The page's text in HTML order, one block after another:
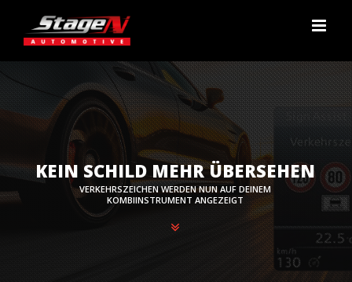
Inhalt
KEIN SCHILD MEHR ÜBERSEHEN
VERKEHRSZEICHEN WERDEN NUN AUF DEINEM
KOMBIINSTRUMENT ANGEZEIGT